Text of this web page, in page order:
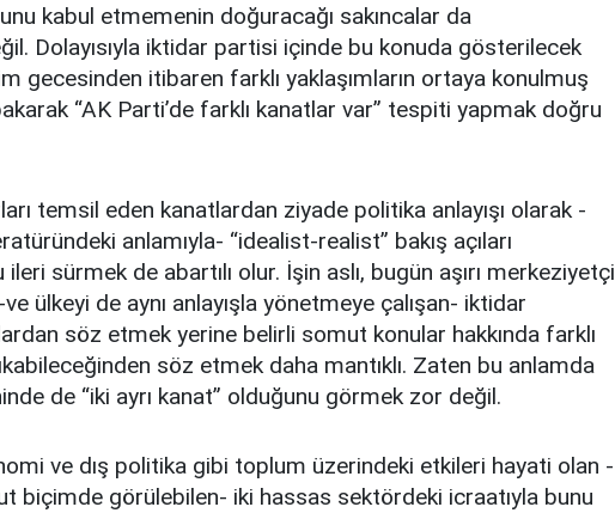
kabul etmemenin doğuracağı sakıncalar da
Dolayısıyla iktidar partisi içinde bu konuda gösterilecek
gecesinden itibaren farklı yaklaşımların ortaya konulmuş
“AK Parti’de farklı kanatlar var” tespiti yapmak doğru
temsil eden kanatlardan ziyade politika anlayışı olarak -
anlamıyla- “idealist-realist” bakış açıları
sürmek de abartılı olur. İşin aslı, bugün aşırı merkeziyetçi
ülkeyi de aynı anlayışla yönetmeye çalışan- iktidar
söz etmek yerine belirli somut konular hakkında farklı
söz etmek daha mantıklı. Zaten bu anlamda
de “iki ayrı kanat” olduğunu görmek zor değil.
ve dış politika gibi toplum üzerindeki etkileri hayati olan -
biçimde görülebilen- iki hassas sektördeki icraatıyla bunu